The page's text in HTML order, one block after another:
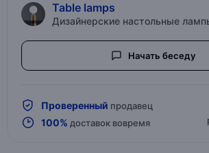
Table lamps
Дизайнерские настольные
Начать беседу
Проверенный продавец
100% доставок вовремя